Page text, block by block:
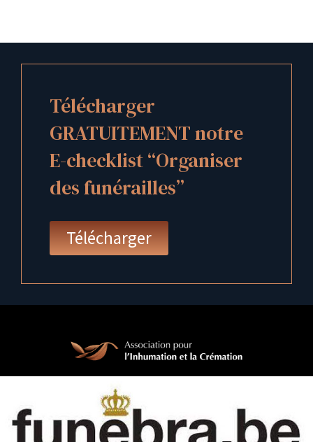
Télécharger
GRATUITEMENT notre
E-checklist “Organiser
des funérailles”
Télécharger